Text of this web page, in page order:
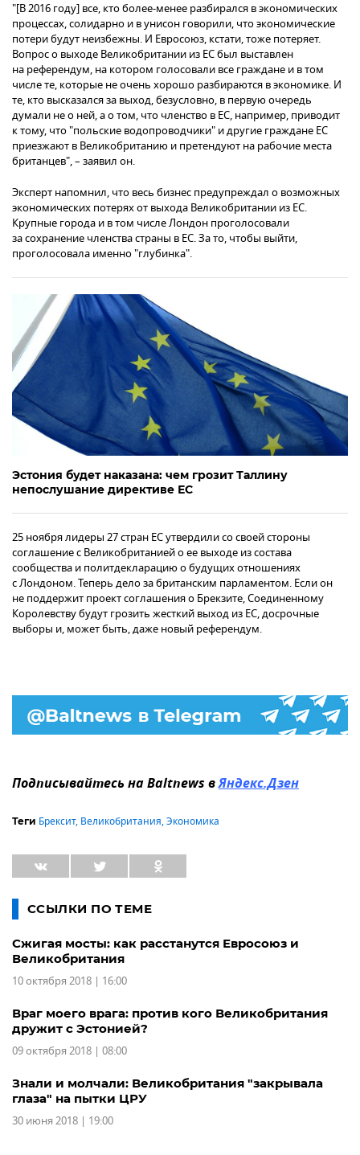
"[В 2016 году] все, кто более-менее разбирался в экономических
процессах, солидарно и в унисон говорили, что экономические
потери будут неизбежны. И Евросоюз, кстати, тоже потеряет.
Вопрос о выходе Великобритании из ЕС был выставлен
на референдум, на котором голосовали все граждане и в том
числе те, которые не очень хорошо разбираются в экономике. И
те, кто высказался за выход, безусловно, в первую очередь
думали не о ней, а о том, что членство в ЕС, например, приводит
к тому, что "польские водопроводчики" и другие граждане ЕС
приезжают в Великобританию и претендуют на рабочие места
британцев", – заявил он.
Эксперт напомнил, что весь бизнес предупреждал о возможных
экономических потерях от выхода Великобритании из ЕС.
Крупные города и в том числе Лондон проголосовали
за сохранение членства страны в ЕС. За то, чтобы выйти,
проголосовала именно "глубинка".
Эстония будет наказана: чем грозит Таллину
непослушание директиве ЕС
25 ноября лидеры 27 стран ЕС утвердили со своей стороны
соглашение с Великобританией о ее выходе из состава
сообщества и политдекларацию о будущих отношениях
с Лондоном. Теперь дело за британским парламентом. Если он
не поддержит проект соглашения о Брекзите, Соединенному
Королевству будут грозить жесткий выход из ЕС, досрочные
выборы и, может быть, даже новый референдум.
Подписывайтесь на Baltnews вЯндекс.Дзен
Теги Брексит, Великобритания,Экономика
ССЫЛКИ ПО ТЕМЕ
Сжигая мосты: как расстанутся Евросоюз и
Великобритания
10 октября 2018 | 16:00
Враг моего врага: против кого Великобритания
дружит с Эстонией?
09 октября 2018 | 08:00
Знали и молчали: Великобритания "закрывала
глаза" на пытки ЦРУ
30 июня 2018 | 19:00